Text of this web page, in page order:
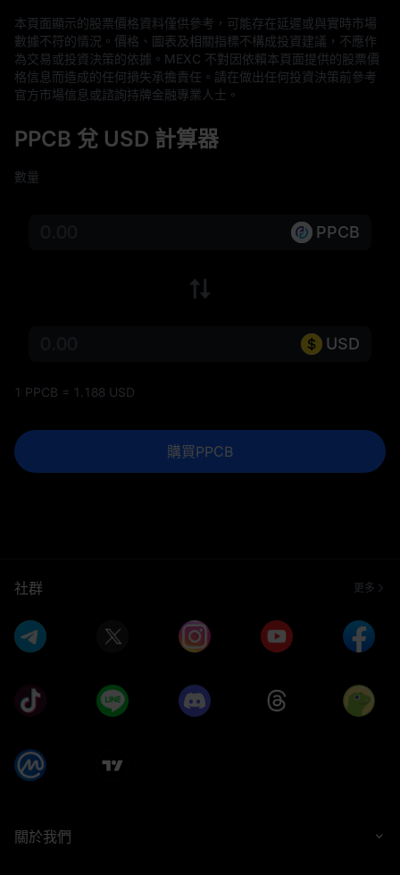
本頁面顯示的股票價格資料僅供參考，可能存在延遲或與實時市場
數據不符的情況。價格、圖表及相關指標不構成投資建議，不應作
為交易或投資決策的依據。MEXC 不對因依賴本頁面提供的股票價
格信息而造成的任何損失承擔責任。請在做出任何投資決策前參考
官方市場信息或諮詢持牌金融專業人士。
PPCB 兌 USD 計算器
數量
PPCB
USD
1 PPCB = 1.188 USD
購買PPCB
社群 更多
關於我們